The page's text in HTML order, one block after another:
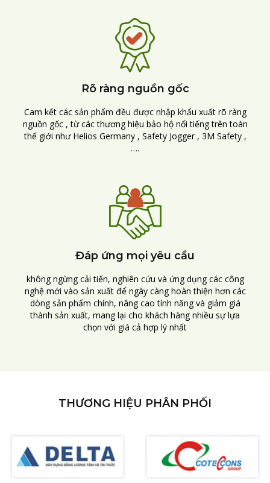
Rõ ràng nguồn gốc
Cam kết các sản phẩm đều được nhập khẩu xuất rõ ràng
nguồn gốc , từ các thương hiệu bảo hộ nổi tiếng trên toàn
thế giới như Helios Germany , Safety Jogger , 3M Safety ,
….
Đáp ứng mọi yêu cầu
không ngừng cải tiến, nghiên cứu và ứng dụng các công
nghệ mới vào sản xuất để ngày càng hoàn thiện hơn các
dòng sản phẩm chính, nâng cao tính năng và giảm giá
thành sản xuất, mang lại cho khách hàng nhiều sự lựa
chọn với giá cả hợp lý nhất
THƯƠNG HIỆU PHÂN PHỐI